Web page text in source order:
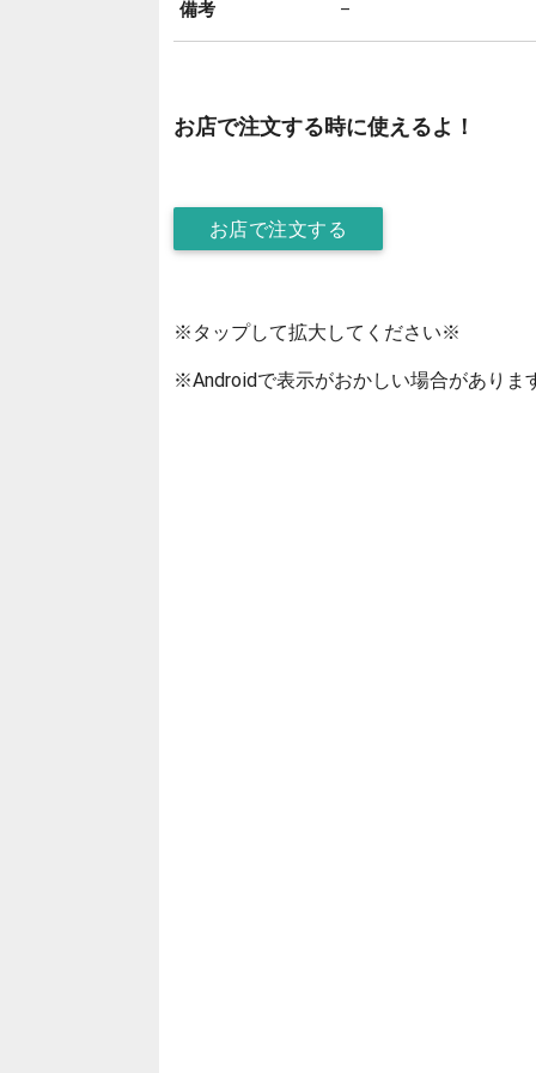
備考 –
お店で注文する時に使えるよ！
お店で注文する
※タップして拡大してください※
※Androidで表示がおかしい場合があり